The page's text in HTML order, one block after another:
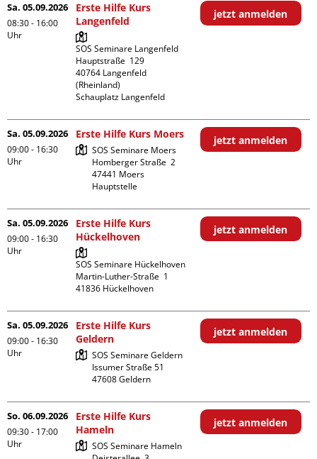
Sa. 05.09.2026
08:30 - 16:00
Uhr
Erste Hilfe Kurs
Langenfeld
SOS Seminare Langenfeld
Hauptstraße  129
40764 Langenfeld
(Rheinland)
Schauplatz Langenfeld
jetzt anmelden
Sa. 05.09.2026
09:00 - 16:30
Uhr
Erste Hilfe Kurs Moers
SOS Seminare Moers
Homberger Straße  2
47441 Moers
Hauptstelle
jetzt anmelden
Sa. 05.09.2026
09:00 - 16:30
Uhr
Erste Hilfe Kurs
Hückelhoven
SOS Seminare Hückelhoven
Martin-Luther-Straße  1
jetzt anmelden
Sa. 05.09.2026
09:00 - 16:30
Uhr
Erste Hilfe Kurs
Geldern
SOS Seminare Geldern
Issumer Straße 51
jetzt anmelden
So. 06.09.2026
09:30 - 17:00
Uhr
Erste Hilfe Kurs
Hameln
SOS Seminare Hameln
jetzt anmelden